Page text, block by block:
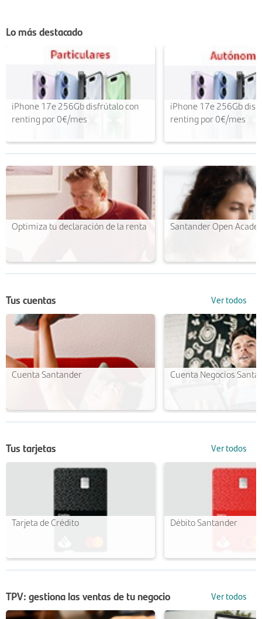
Lo más destacado
iPhone 17e 256Gb disfrútalo con
renting por 0€/mes
iPhone 17e 256Gb
renting por 0€/mes
Optimiza tu declaración de la renta Santander Open
Tus cuentas Ver todos
Cuenta Santander Cuenta Negocios
Tus tarjetas Ver todos
Tarjeta de Crédito Débito Santander
TPV: gestiona las ventas de tu negocio Ver todos